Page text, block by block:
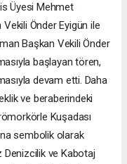
Üyesi Mehmet
Önder Eyigün ile
Başkan Vekili Önder
başlayan tören,
devam etti. Daha
ve beraberindeki
Kuşadası
sembolik olarak
Denizcilik ve Kabotaj